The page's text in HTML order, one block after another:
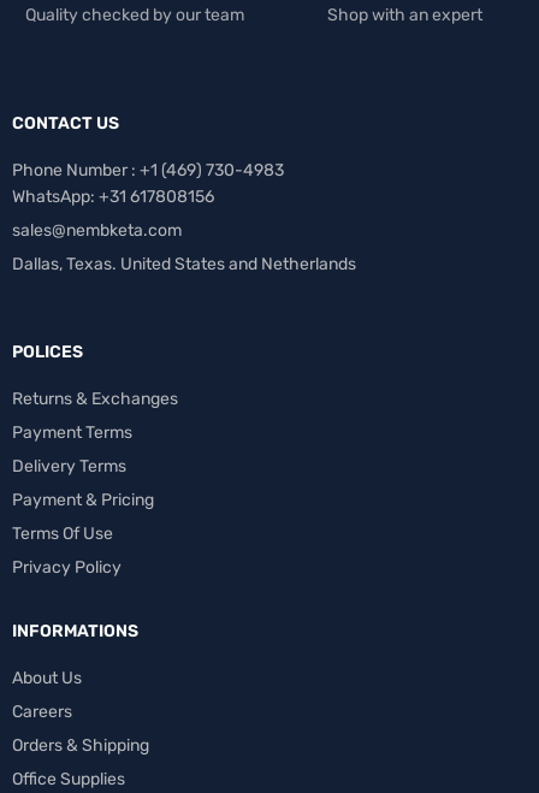
Quality checked by our team
Shop with an expert
CONTACT US
Phone Number : +1 ‪(469) 730-4983‬
WhatsApp: +31 617808156
sales@nembketa.com
Dallas, Texas. United States and Netherlands
POLICES
Returns & Exchanges
Payment Terms
Delivery Terms
Payment & Pricing
Terms Of Use
Privacy Policy
INFORMATIONS
About Us
Careers
Orders & Shipping
Office Supplies